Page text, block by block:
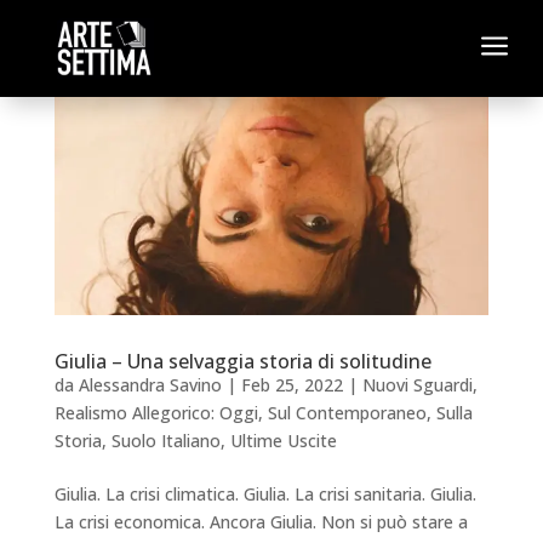
a
Giulia – Una selvaggia storia di solitudine
da Alessandra Savino | Feb 25, 2022| Nuovi Sguardi,
Realismo Allegorico: Oggi, Sul Contemporaneo, Sulla
Storia, Suolo Italiano, Ultime Uscite
Giulia. La crisi climatica. Giulia. La crisi sanitaria. Giulia.
La crisi economica. Ancora Giulia. Non si può stare a